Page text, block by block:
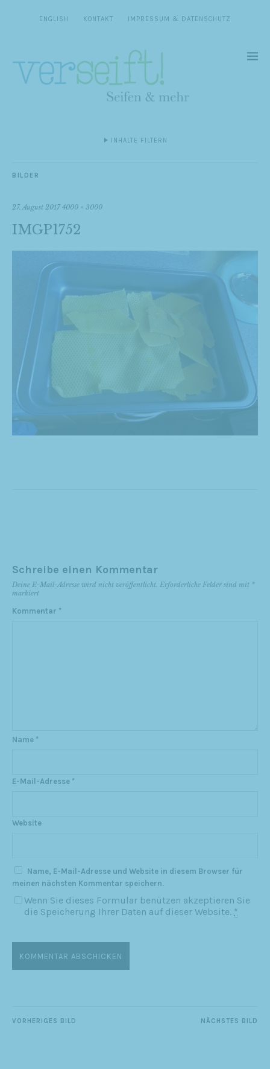
ENGLISH KONTAKT IMPRESSUM & DATENSCHUTZ
INHALTE FILTERN
BILDER
27. August 2017 4000 × 3000
IMGP1752
Schreibe einen Kommentar
Deine E-Mail-Adresse wird nicht veröffentlicht. Erforderliche Felder sind mit *
markiert
Kommentar *
Name *
E-Mail-Adresse *
Website
Name, E-Mail-Adresse und Website in diesem Browser für
meinen nächsten Kommentar speichern.
Wenn Sie dieses Formular benützen akzeptieren Sie
die Speicherung Ihrer Daten auf dieser Website. *
NÄCHSTES BILD
VORHERIGES BILD